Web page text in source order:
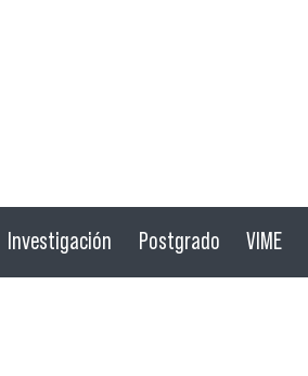
Investigación Postgrado VIME